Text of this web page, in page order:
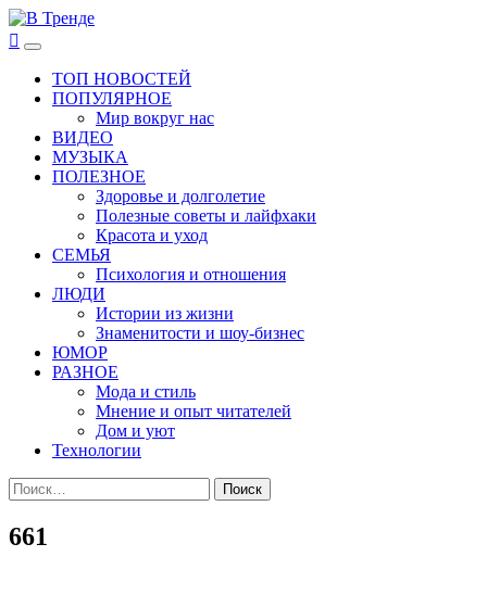
Перейти
к
содержимому
В Тренде
Самые свежие новости интернета
Основное
менюТОП НОВОСТЕЙ
ПОПУЛЯРНОЕ
Мир вокруг нас
ВИДЕО
МУЗЫКА
ПОЛЕЗНОЕ
Здоровье и долголетие
Полезные советы и лайфхаки
Красота и уход
СЕМЬЯ
Психология и отношения
ЛЮДИ
Истории из жизни
Знаменитости и шоу-бизнес
ЮМОР
РАЗНОЕ
Мода и стиль
Мнение и опыт читателей
Дом и уют
Технологии
Найти:
661